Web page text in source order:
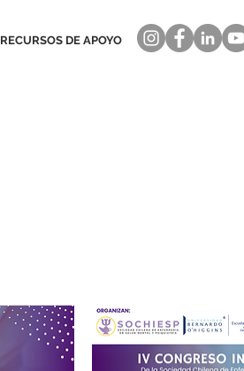
RECURSOS DE APOYO